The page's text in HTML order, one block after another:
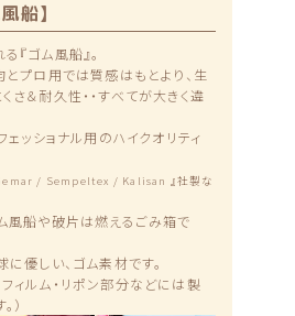
船】
『ゴム風船』。
プロ用では質感はもとより、生
さ＆耐久性・・すべてが大きく違
ショナル用のハイクオリティ
/ Sempeltex / Kalisan 』社製な
風船や破片は燃えるごみ箱で
優しい、ゴム素材です。
ィルム・リポン部分などには製
）